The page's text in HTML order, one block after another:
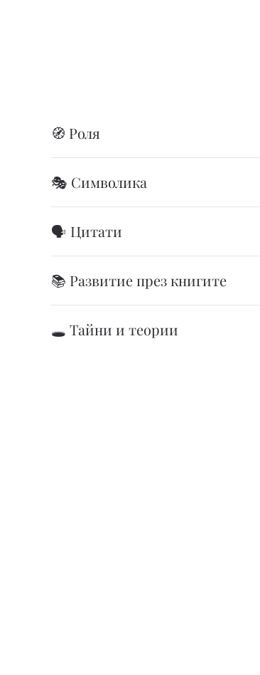
🧭 Роля
🎭 Символика
🗣️ Цитати
📚 Развитие през книгите
🕳️ Тайни и теории